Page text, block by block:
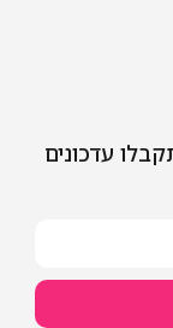
עדכונים